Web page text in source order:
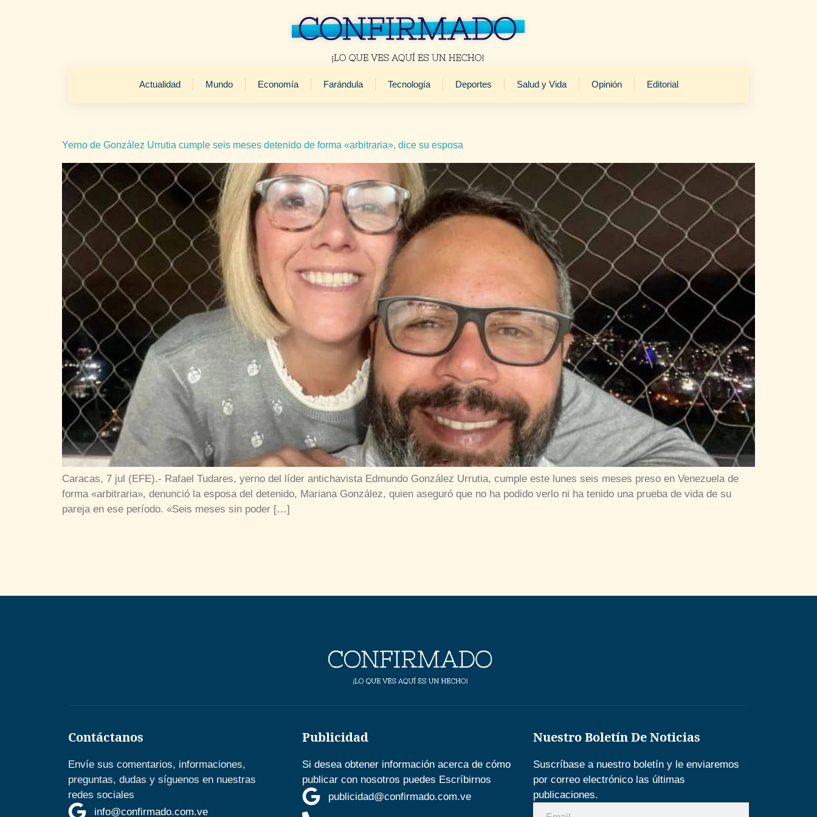
Actualidad Mundo Economía Farándula Tecnología Deportes Salud y Vida Opinión Editorial
Yerno de González Urrutia cumple seis meses detenido de forma «arbitraria», dice su esposa
Caracas, 7 jul (EFE).- Rafael Tudares, yerno del líder antichavista Edmundo González Urrutia, cumple este lunes seis meses preso en Venezuela de
forma «arbitraria», denunció la esposa del detenido, Mariana González, quien aseguró que no ha podido verlo ni ha tenido una prueba de vida de su
pareja en ese período. «Seis meses sin poder […]
Contáctanos
Envíe sus comentarios, informaciones,
preguntas, dudas y síguenos en nuestras
redes sociales
info@confirmado.com.ve
Publicidad
Si desea obtener información acerca de cómo
publicar con nosotros puedes Escríbirnos
publicidad@confirmado.com.ve
Nuestro Boletín De Noticias
Suscríbase a nuestro boletín y le enviaremos
por correo electrónico las últimas
publicaciones.